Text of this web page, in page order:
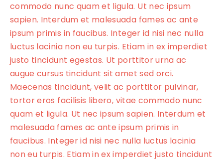
commodo nunc quam et ligula. Ut nec ipsum
sapien. Interdum et malesuada fames ac ante
ipsum primis in faucibus. Integer id nisi nec nulla
luctus lacinia non eu turpis. Etiam in ex imperdiet
justo tincidunt egestas. Ut porttitor urna ac
augue cursus tincidunt sit amet sed orci.
Maecenas tincidunt, velit ac porttitor pulvinar,
tortor eros facilisis libero, vitae commodo nunc
quam et ligula. Ut nec ipsum sapien. Interdum et
malesuada fames ac ante ipsum primis in
faucibus. Integer id nisi nec nulla luctus lacinia
non eu turpis. Etiam in ex imperdiet justo tincidunt